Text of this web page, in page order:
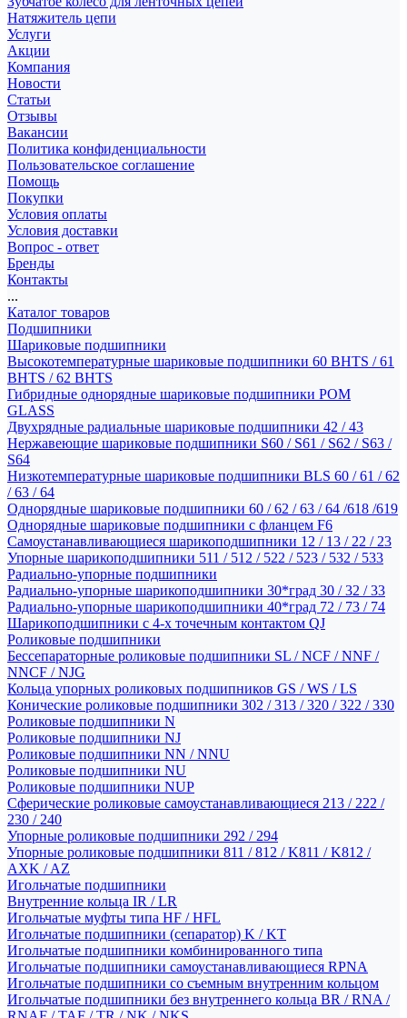
Натяжитель цепи
Услуги
Акции
Компания
Новости
Статьи
Отзывы
Вакансии
Политика конфиденциальности
Пользовательское соглашение
Помощь
Покупки
Условия оплаты
Условия доставки
Вопрос - ответ
Бренды
Контакты
...
Каталог товаров
Подшипники
Шариковые подшипники
Высокотемпературные шариковые подшипники 60 BHTS / 61
BHTS / 62 BHTS
Гибридные однорядные шариковые подшипники POM
GLASS
Двухрядные радиальные шариковые подшипники 42 / 43
Нержавеющие шариковые подшипники S60 / S61 / S62 / S63 /
S64
Низкотемпературные шариковые подшипники BLS 60 / 61 / 62
/ 63 / 64
Однорядные шариковые подшипники 60 / 62 / 63 / 64 /618 /619
Однорядные шариковые подшипники с фланцем F6
Самоустанавливающиеся шарикоподшипники 12 / 13 / 22 / 23
Упорные шарикоподшипники 511 / 512 / 522 / 523 / 532 / 533
Радиально-упорные подшипники
Радиально-упорные шарикоподшипники 30*град 30 / 32 / 33
Радиально-упорные шарикоподшипники 40*град 72 / 73 / 74
Шарикоподшипники с 4-х точечным контактом QJ
Роликовые подшипники
Бессепараторные роликовые подшипники SL / NCF / NNF /
NNCF / NJG
Кольца упорных роликовых подшипников GS / WS / LS
Конические роликовые подшипники 302 / 313 / 320 / 322 / 330
Роликовые подшипники N
Роликовые подшипники NJ
Роликовые подшипники NN / NNU
Роликовые подшипники NU
Роликовые подшипники NUP
Сферические роликовые самоустанавливающиеся 213 / 222 /
230 / 240
Упорные роликовые подшипники 292 / 294
Упорные роликовые подшипники 811 / 812 / K811 / K812 /
AXK / AZ
Игольчатые подшипники
Внутренние кольца IR / LR
Игольчатые муфты типа HF / HFL
Игольчатые подшипники (сепаратор) K / KT
Игольчатые подшипники комбинированного типа
Игольчатые подшипники самоустанавливающиеся RPNA
Игольчатые подшипники со съемным внутренним кольцом
Игольчатые подшипники без внутреннего кольца BR / RNA /